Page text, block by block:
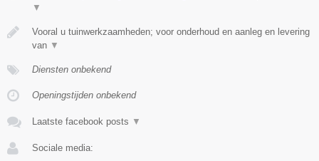
▼
Vooral u tuinwerkzaamheden; voor onderhoud en aanleg en levering
van ▼
Diensten onbekend
Openingstijden onbekend
Laatste facebook posts ▼
Sociale media: